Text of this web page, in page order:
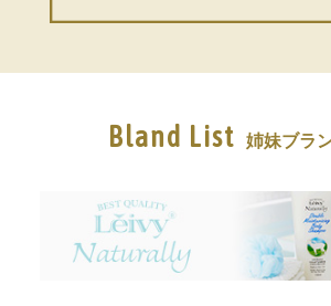
Bland List 姉妹ブラ